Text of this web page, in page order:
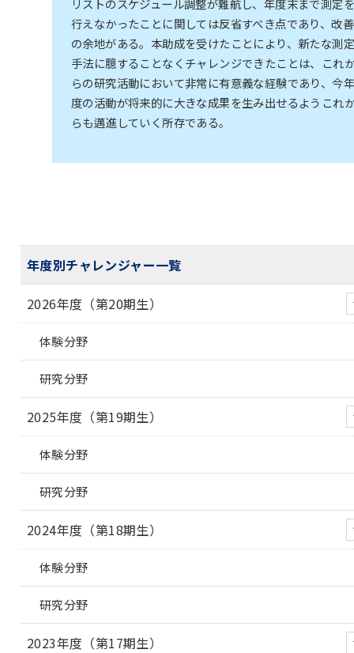
リストのスケジュール調整が難航し、年度末まで測定を
行えなかったことに関しては反省すべき点であり、改善
の余地がある。本助成を受けたことにより、新たな測定
手法に臆することなくチャレンジできたことは、これ
らの研究活動において非常に有意義な経験であり、今年
度の活動が将来的に大きな成果を生み出せるようこれ
らも邁進していく所存である。
年度別チャレンジャー一覧
2026年度（第20期生）
体験分野
研究分野
2025年度（第19期生）
体験分野
研究分野
2024年度（第18期生）
体験分野
研究分野
2023年度（第17期生）